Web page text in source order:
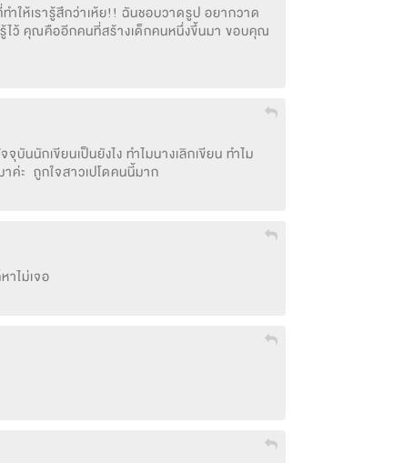
ให้เรารู้สึกว่าเห้ย!! ฉันชอบวาดรูป อยากวาด
ไว้ คุณคืออีกคนที่สร้างเด็กคนหนึ่งขึ้นมา ขอบคุณ
นนักเขียนเป็นยังไง ทำไมนางเลิกเขียน ทำไม
ะ  ถูกใจสาวเปโดคนนี้มาก
ไม่เจอ